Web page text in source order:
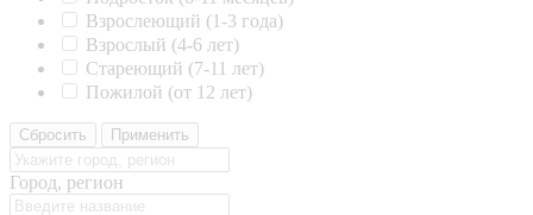
Взрослеющий (1-3 года)
Взрослый (4-6 лет)
Стареющий (7-11 лет)
Пожилой (от 12 лет)
Сбросить Применить
Город, регион